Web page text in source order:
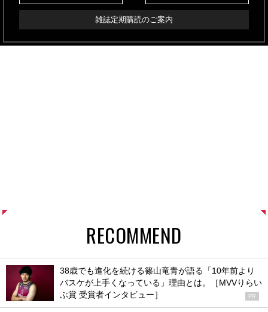
雑誌定期購読のご案内
RECOMMEND
38歳でも進化を続ける篠山竜青が語る「10年前より
バスケが上手くなっている」理由とは。［MVVりらい
ぶ賞 受賞者インタビュー］
PR